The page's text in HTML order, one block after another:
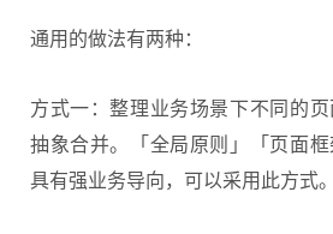
通用的做法有两种：
方式一：整理业务场景下不同的
抽象合并。「全局原则」「页面框
具有强业务导向，可以采用此方式。